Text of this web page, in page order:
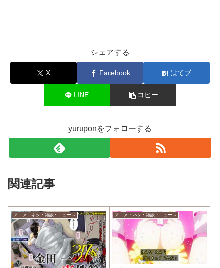
シェアする
X Facebook はてブ
LINE コピー
yuruponをフォローする
関連記事
アニメ：ネタ・雑談・ニュース アニメ：ネタ・雑談・ニュース